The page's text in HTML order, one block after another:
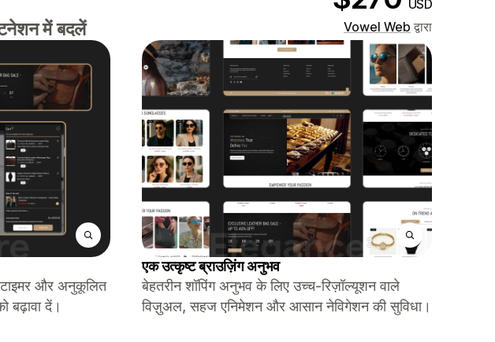
USD
में बदलें Vowel Web द्वारा
और अनुकूलित
बढ़ावा दें।
एक उत्कृष्ट ब्राउज़िंग अनुभव
बेहतरीन शॉपिंग अनुभव के लिए उच्च-रिज़ॉल्यूशन वाले
विज़ुअल, सहज एनिमेशन और आसान नेविगेशन की सुविधा।